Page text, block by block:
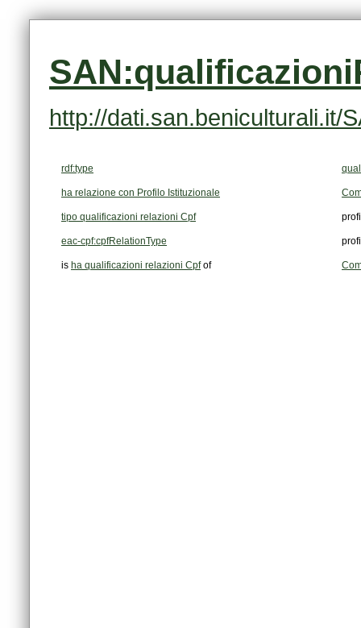
http://dati.san.beniculturali.it/
rdf:type
ha relazione con Profilo Istituzionale
tipo qualificazioni relazioni Cpf
eac-cpf:cpfRelationType
is ha qualificazioni relazioni Cpfof